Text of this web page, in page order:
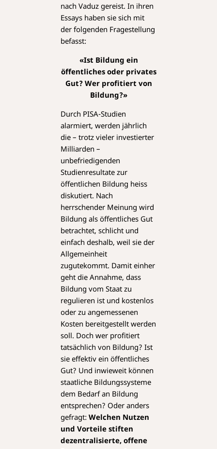
nach Vaduz gereist. In ihren
Essays haben sie sich mit
der folgenden Fragestellung
befasst:
«Ist Bildung ein
öffentliches oder privates
Gut? Wer profitiert von
Bildung?»
Durch PISA-Studien
alarmiert, werden jährlich
die – trotz vieler investierter
Milliarden –
unbefriedigenden
Studienresultate zur
öffentlichen Bildung heiss
diskutiert. Nach
herrschender Meinung wird
Bildung als öffentliches Gut
betrachtet, schlicht und
einfach deshalb, weil sie der
Allgemeinheit
zugutekommt. Damit einher
geht die Annahme, dass
Bildung vom Staat zu
regulieren ist und kostenlos
oder zu angemessenen
Kosten bereitgestellt werden
soll. Doch wer profitiert
tatsächlich von Bildung? Ist
sie effektiv ein öffentliches
Gut? Und inwieweit können
staatliche Bildungssysteme
dem Bedarf an Bildung
entsprechen? Oder anders
gefragt:Welchen Nutzen
und Vorteile stiften
dezentralisierte, offene